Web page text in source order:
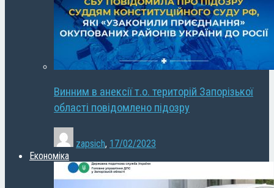
Винним в анексії т.о. територій Запорізької
області повідомлено підозру
zapsich, 17/02/2023
Економіка